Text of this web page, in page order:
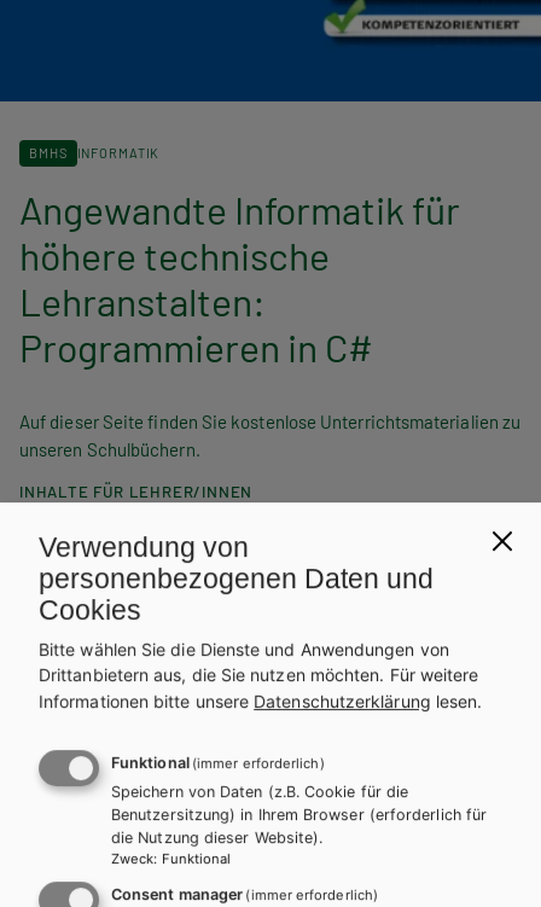
BMHS INFORMATIK
Angewandte Informatik für
höhere technische
Lehranstalten:
Programmieren in C#
Auf dieser Seite finden Sie kostenlose Unterrichtsmaterialien zu
unseren Schulbüchern.
INHALTE FÜR LEHRER/INNEN
Für diese Inhalte müssen Sie mit einem
registriert sein.
Sie finden hier als Download:
Ergänzungen zu Kapitel 18 Dispose und Finalize:
Dispose und Finalize.pdfPDF | 244.52 KB
Weiters gibt es Beispiele aus dem Buchtext, geordnet nach den
Kapiteln im Buch. Hier stehen folgende Downloads zur
Verwendung von
personenbezogenen Daten und
Cookies
Bitte wählen Sie die Dienste und Anwendungen von
Drittanbietern aus, die Sie nutzen möchten. Für weitere
Informationen bitte unsere Datenschutzerklärung lesen.
Funktional (immer erforderlich)
Speichern von Daten (z.B. Cookie für die
Benutzersitzung) in Ihrem Browser (erforderlich für
die Nutzung dieser Website).
Zweck: Funktional
Consent manager (immer erforderlich)